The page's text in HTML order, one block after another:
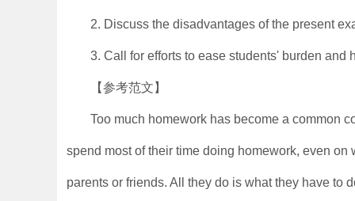
2. Discuss the disadvantages of the present
3. Call for efforts to ease students' burden
【参考范文】
Too much homework has become a common
spend most of their time doing homework, even
parents or friends. All they do is what they have to